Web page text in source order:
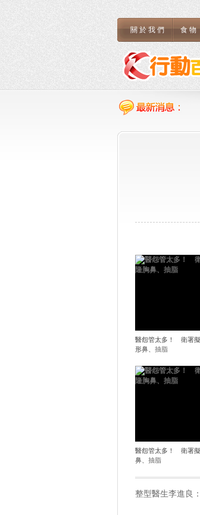
關於我們 食物
醫怨管太多！ 衛署
形鼻、 抽脂
醫怨管太多！ 衛署
鼻、 抽脂
整型醫生李進良